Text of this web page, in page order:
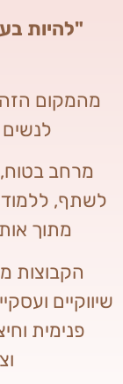
"להיות
מהמקום הזה
לנשים
מרחב
לשתף,
מתוך
הקבוצות
שיווקיים
פנימית